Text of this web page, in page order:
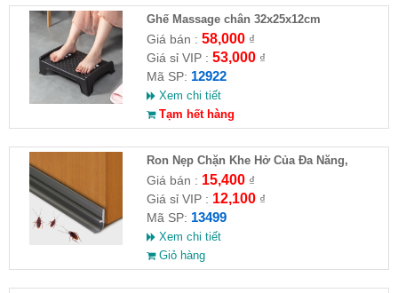
Ghế Massage chân 32x25x12cm
Giá bán : 58,000₫
Giá sỉ VIP : 53,000₫
Mã SP: 12922
Xem chi tiết
Tạm hết hàng
Ron Nẹp Chặn Khe Hở Của Đa Năng,
Chống Côn Trùng( HĐ )
Giá bán : 15,400₫
Giá sỉ VIP : 12,100₫
Mã SP: 13499
Xem chi tiết
Giỏ hàng